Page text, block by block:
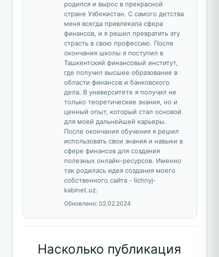
родился и вырос в прекрасной
стране Узбекистан. С самого детства
меня всегда привлекала сфера
финансов, и я решил превратить эту
страсть в свою профессию. После
окончания школы я поступил в
Ташкентский финансовый институт,
где получил высшее образование в
области финансов и банковского
дела. В университете я получил не
только теоретические знания, но и
ценный опыт, который стал основой
для моей дальнейшей карьеры.
После окончания обучения я решил
использовать свои знания и навыки в
сфере финансов для создания
полезных онлайн-ресурсов. Именно
так родилась идея создания моего
собственного сайта - lichnyj-
kabinet.uz.
Обновлено: 02.02.2024
Насколько публикация